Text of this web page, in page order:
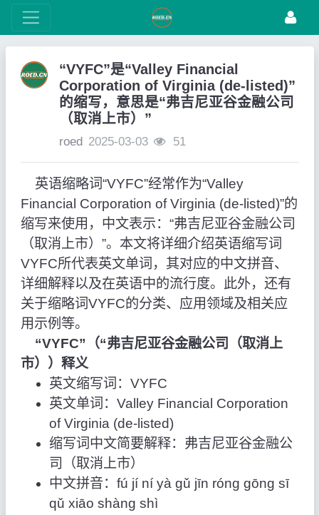
“VYFC”是“Valley Financial
Corporation of Virginia (de-listed)”
的缩写，意思是“弗吉尼亚谷金融公司
（取消上市）”
roed 2025-03-03 51
英语缩略词“VYFC”经常作为“Valley
Financial Corporation of Virginia (de-listed)”的
缩写来使用，中文表示：“弗吉尼亚谷金融公司
（取消上市）”。本文将详细介绍英语缩写词
VYFC所代表英文单词，其对应的中文拼音、
详细解释以及在英语中的流行度。此外，还有
关于缩略词VYFC的分类、应用领域及相关应
用示例等。
“VYFC”（“弗吉尼亚谷金融公司（取消上
市））释义
英文缩写词：VYFC
英文单词：Valley Financial Corporation
of Virginia (de-listed)
缩写词中文简要解释：弗吉尼亚谷金融公
司（取消上市）
中文拼音：fú jí ní yà gǔ jīn róng gōng sī
qǔ xiāo shàng shì